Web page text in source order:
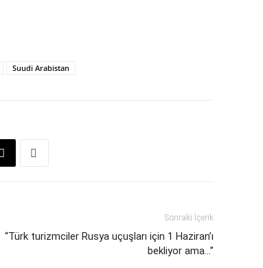
Suudi Arabistan
Sonraki İçerik
“Türk turizmciler Rusya uçuşları için 1 Haziran’ı
bekliyor ama…”